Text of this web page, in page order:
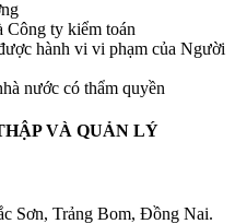
Công ty kiểm toán
hành vi vi phạm của Người
nước có thẩm quyền
VÀ QUẢN LÝ
Sơn, Trảng Bom, Đồng Nai.